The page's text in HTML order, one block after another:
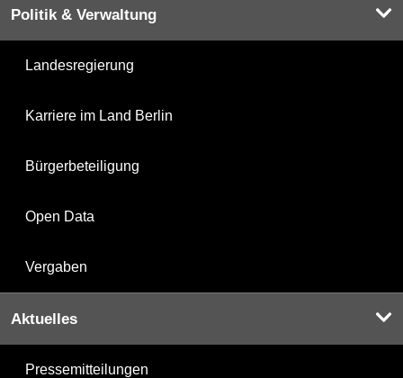
Politik & Verwaltung
Landesregierung
Karriere im Land Berlin
Bürgerbeteiligung
Open Data
Vergaben
Aktuelles
Pressemitteilungen